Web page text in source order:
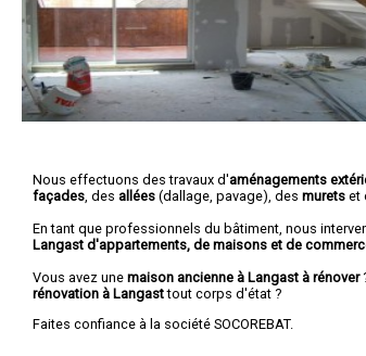
Nous effectuons des travaux d'aménagements
façades , des allées (dallage, pavage), des murets et
En tant que professionnels du bâtiment, nous
Langast d'appartements, de maisons et de
Vous avez une maison ancienne à Langast à rénover
rénovation à Langasttout corps d'état ?
Faites confiance à la société SOCOREBAT.